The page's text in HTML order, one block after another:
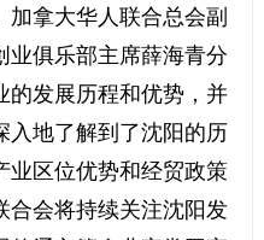
加拿大华人联合总会副
业俱乐部主席薛海青分
的发展历程和优势，并
入地了解到了沈阳的历
业区位优势和经贸政策
合会将持续关注沈阳发